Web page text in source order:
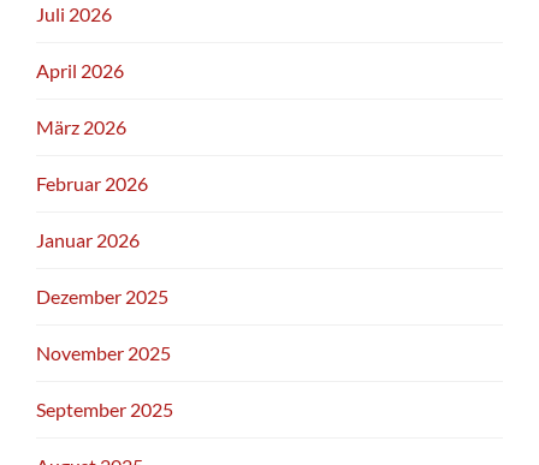
Juli 2026
April 2026
März 2026
Februar 2026
Januar 2026
Dezember 2025
November 2025
September 2025